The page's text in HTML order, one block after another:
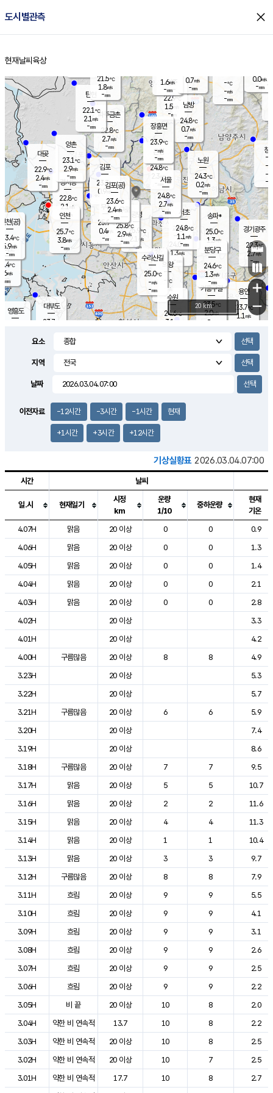
도시별관측 close
홈
현재날씨 육상
의도
℃
m/s
mm
영흥도
양주
22.9℃
1.5
-mm
과천
24.0℃
1.3m/s
- mm
용인
23.7℃
1.1 m/s
경기광주
22.3℃
2.7m/s
-mm
1.8m/s
대부도
23.7
경서동
22.8℃
2.1 m/s
-mm
파주금촌
22.8℃
2.7m/s
-mm
-℃
-m/s
-mm
대곶
22.9℃
2.4m/s
-mm
창
-
-m/
-
탄현
22.1℃
2.1 m/s
-mm
0.0m/s
-mm
의왕
- ℃
m/s
mm
김포
23.3℃
0.9 m/s
mm
광명
25.9 ℃
2.1 m/s
-mm
부천
25.9℃
0.4m/s
-mm
양촌
23.1℃
2.9m/s
-mm
구로
25.8℃
2.9m/s
-mm
은평
24.8℃
2.3 m/s
- mm
노원
24.3℃
0.2m/s
-mm
송파*
25.0℃
1.3m/s
-mm
서초
24.8℃
1.1 m/s
-mm
남방
24.8℃
0.7m/s
-mm
기흥구갈
23.5℃
2.0m/s
-
수리산길
25.0℃
-m/s
-mm
분당구
24.6℃
1.3m/s
-mm
장흥면
23.9℃
-m/s
-mm
1.6m/s
-mm
인천(공)
23.4℃
5.9m/s
-mm
김포(공)
23.6℃
2.4m/s
-mm
수원
24.6℃
3.1 m/s
인천
25.7℃
3.8m/s
-mm
서울
24.8℃
2.7m/s
-mm
21.5℃
1.8m/s
-mm
0.7m/s
-mm
+
−
20 km
요소
지역
날짜
이전자료 -12시간 -3시간 -1시간 현재
+1시간 +3시간 +12시간
기상실황표 2026.03.04.07:00
도시별 기상실황표로 지점, 날씨, 기온, 강수, 바람, 기압등을 안내한 표입
시간 날씨
일.시 현재일기
시정
km
운량
1/10
중하운량
현재
기온
4.07H
맑음 20 이상 0 0
0.9
4.06H
맑음 20 이상 0 0
1.3
4.05H
맑음 20 이상 0 0
1.4
4.04H
맑음 20 이상 0 0
2.1
4.03H
맑음 20 이상 0 0
2.8
4.02H
20 이상
3.3
4.01H
20 이상
4.2
4.00H
구름많음 20 이상 8 8
4.9
3.23H
20 이상
5.3
3.22H
20 이상
5.7
3.21H
구름많음 20 이상 6 6
5.9
3.20H
20 이상
7.4
3.19H
20 이상
8.6
3.18H
구름많음 20 이상 7 7
9.5
3.17H
맑음 20 이상 5 5
10.7
3.16H
맑음 20 이상 2 2
11.6
3.15H
맑음 20 이상 4 4
11.3
3.14H
맑음 20 이상 1 1
10.4
3.13H
맑음 20 이상 3 3
9.7
3.12H
구름많음 20 이상 8 8
7.9
3.11H
흐림 20 이상 9 9
5.5
3.10H
흐림 20 이상 9 9
4.1
3.09H
흐림 20 이상 9 9
3.1
3.08H
흐림 20 이상 9 9
2.6
3.07H
흐림 20 이상 9 9
2.5
3.06H
흐림 20 이상 9 9
2.2
3.05H
비 끝 20 이상 10 8
2.0
3.04H
약한 비 연속적 13.7 10 8
2.2
3.03H
약한 비 연속적 20 이상 10 8
2.5
3.02H
약한 비 연속적 20 이상 10 7
2.5
3.01H
약한 비 연속적 17.7 10 8
2.7